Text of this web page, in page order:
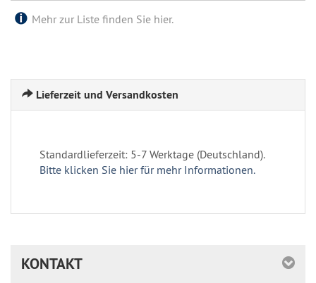
Mehr zur Liste finden Sie hier.
Lieferzeit und Versandkosten
Standardlieferzeit: 5-7 Werktage (Deutschland).
Bitte klicken Sie hier für mehr Informationen.
KONTAKT